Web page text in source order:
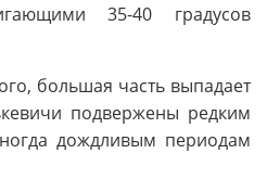
35-40 градусов
большая часть выпадает
подвержены редким
дождливым периодам